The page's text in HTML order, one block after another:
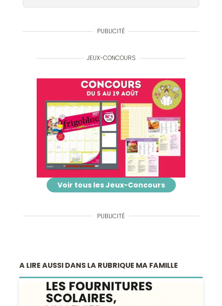
PUBLICITÉ
JEUX-CONCOURS
Voir tous les Jeux-Concours
PUBLICITÉ
A LIRE AUSSI DANS LA RUBRIQUE MA FAMILLE